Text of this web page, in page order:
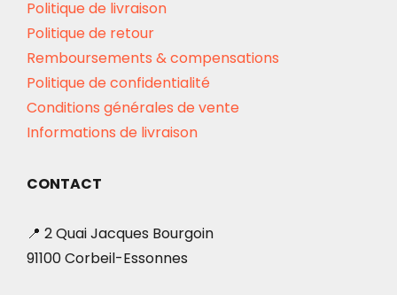
Politique de livraison
Politique de retour
Remboursements & compensations
Politique de confidentialité
Conditions générales de vente
Informations de livraison
CONTACT
📍 2 Quai Jacques Bourgoin
91100 Corbeil-Essonnes